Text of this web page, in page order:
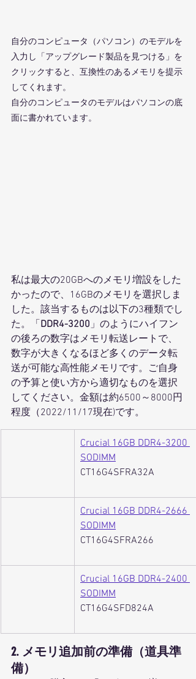
自分のコンピュータ（パソコン）のモデルを
入力し「アップグレード製品を見つける」を
クリックすると、互換性のあるメモリを提示
してくれます。
自分のコンピュータのモデルはパソコンの底
面に書かれています。
私は最大の20GBへのメモリ増設をした
かったので、16GBのメモリを選択しま
した。該当するものは以下の3種類でし
た。「 DDR4-3200」のようにハイフン
の後ろの数字はメモリ転送レートで、
数字が大きくなるほど多くのデータ転
送が可能な高性能メモリです。ご自身
の予算と使い方から適切なものを選択
してください。金額は約6500～8000円
程度（2022/11/17現在)です。
Crucial 16GB DDR4-3200
SODIMM
CT16G4SFRA32A
​Crucial 16GB DDR4-2666
SODIMM
CT16G4SFRA266
Crucial 16GB DDR4-2400
SODIMM
CT16G4SFD824A
2. メモリ追加前の準備（道具準
備）